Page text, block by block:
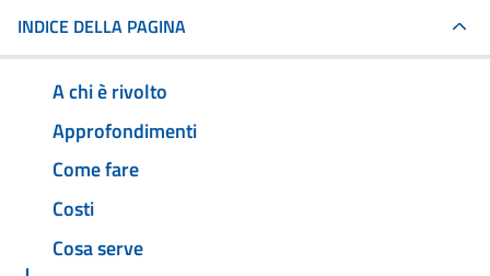
INDICE DELLA PAGINA
A chi è rivolto
Approfondimenti
Come fare
Costi
Cosa serve